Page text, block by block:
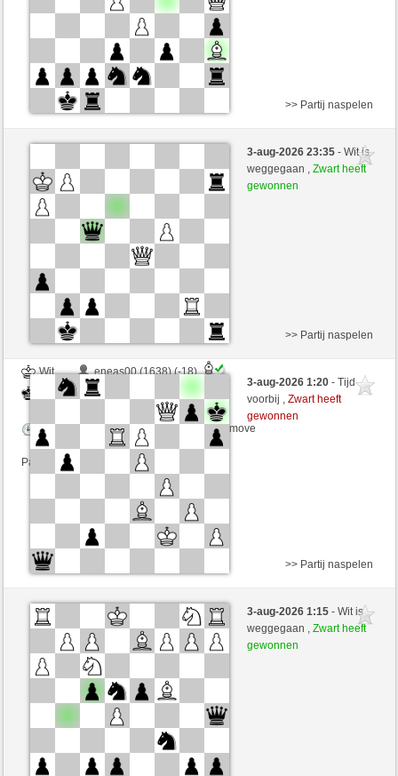
Wit
HarryKane (1670) (+14)
Speelduur: 3 minutes/side + 0 seconds/move
Partij telt mee voor de ranglijst
>> Partij naspelen
3-aug-2026 23:35- Wit is
weggegaan ,Zwart heeft
gewonnen
Wit
eneas00 (1638) (-18)
Zwart
joske (1600) (+18)
Speelduur: 5 minutes/side + 0 seconds/move
Partij telt mee voor de ranglijst
>> Partij naspelen
3-aug-2026 1:20- Tijd
voorbij ,Zwart heeft
gewonnen
Zwart
Betzaida44 (1520) (+20)
Wit
joske (1620) (-20)
Speelduur: 5 minutes/side + 0 seconds/move
Partij telt mee voor de ranglijst
>> Partij naspelen
3-aug-2026 1:15- Wit is
weggegaan ,Zwart heeft
gewonnen